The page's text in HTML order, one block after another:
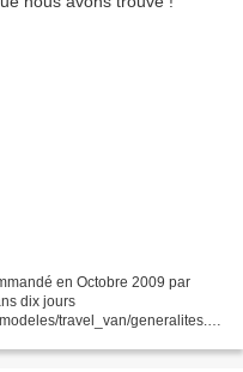
en Octobre 2009 par
dix jours
travel_van/generalites.ht